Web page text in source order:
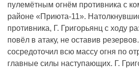
пулемётным огнём противника с
районе «Приюта-11».
противника, Г. Григорьянц с ходу
повёл в атаку, не оставив
сосредоточил всю массу огня по
главные силы наступающих. Г.